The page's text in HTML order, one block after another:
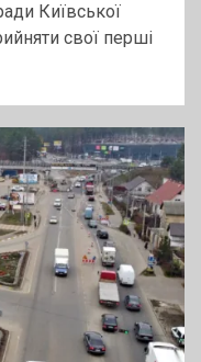
Київської
свої перші